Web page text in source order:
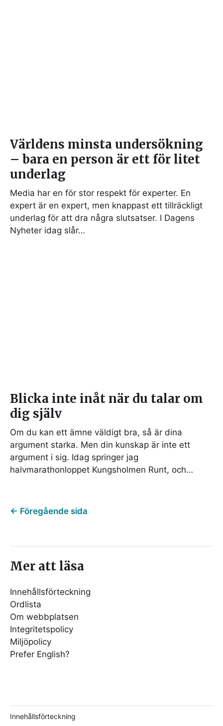
Världens minsta undersökning
– bara en person är ett för litet
underlag
Media har en för stor respekt för experter. En
expert är en expert, men knappast ett tillräckligt
underlag för att dra några slutsatser. I Dagens
Nyheter idag slår…
Blicka inte inåt när du talar om
dig själv
Om du kan ett ämne väldigt bra, så är dina
argument starka. Men din kunskap är inte ett
argument i sig. Idag springer jag
halvmarathonloppet Kungsholmen Runt, och…
← Föregående sida
Mer att läsa
Innehållsförteckning
Ordlista
Om webbplatsen
Integritetspolicy
Miljöpolicy
Prefer English?
Innehållsförteckning